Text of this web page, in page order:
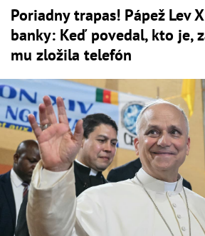
Poriadny trapas! Pápež Lev
banky: Keď povedal, kto je,
mu zložila telefón